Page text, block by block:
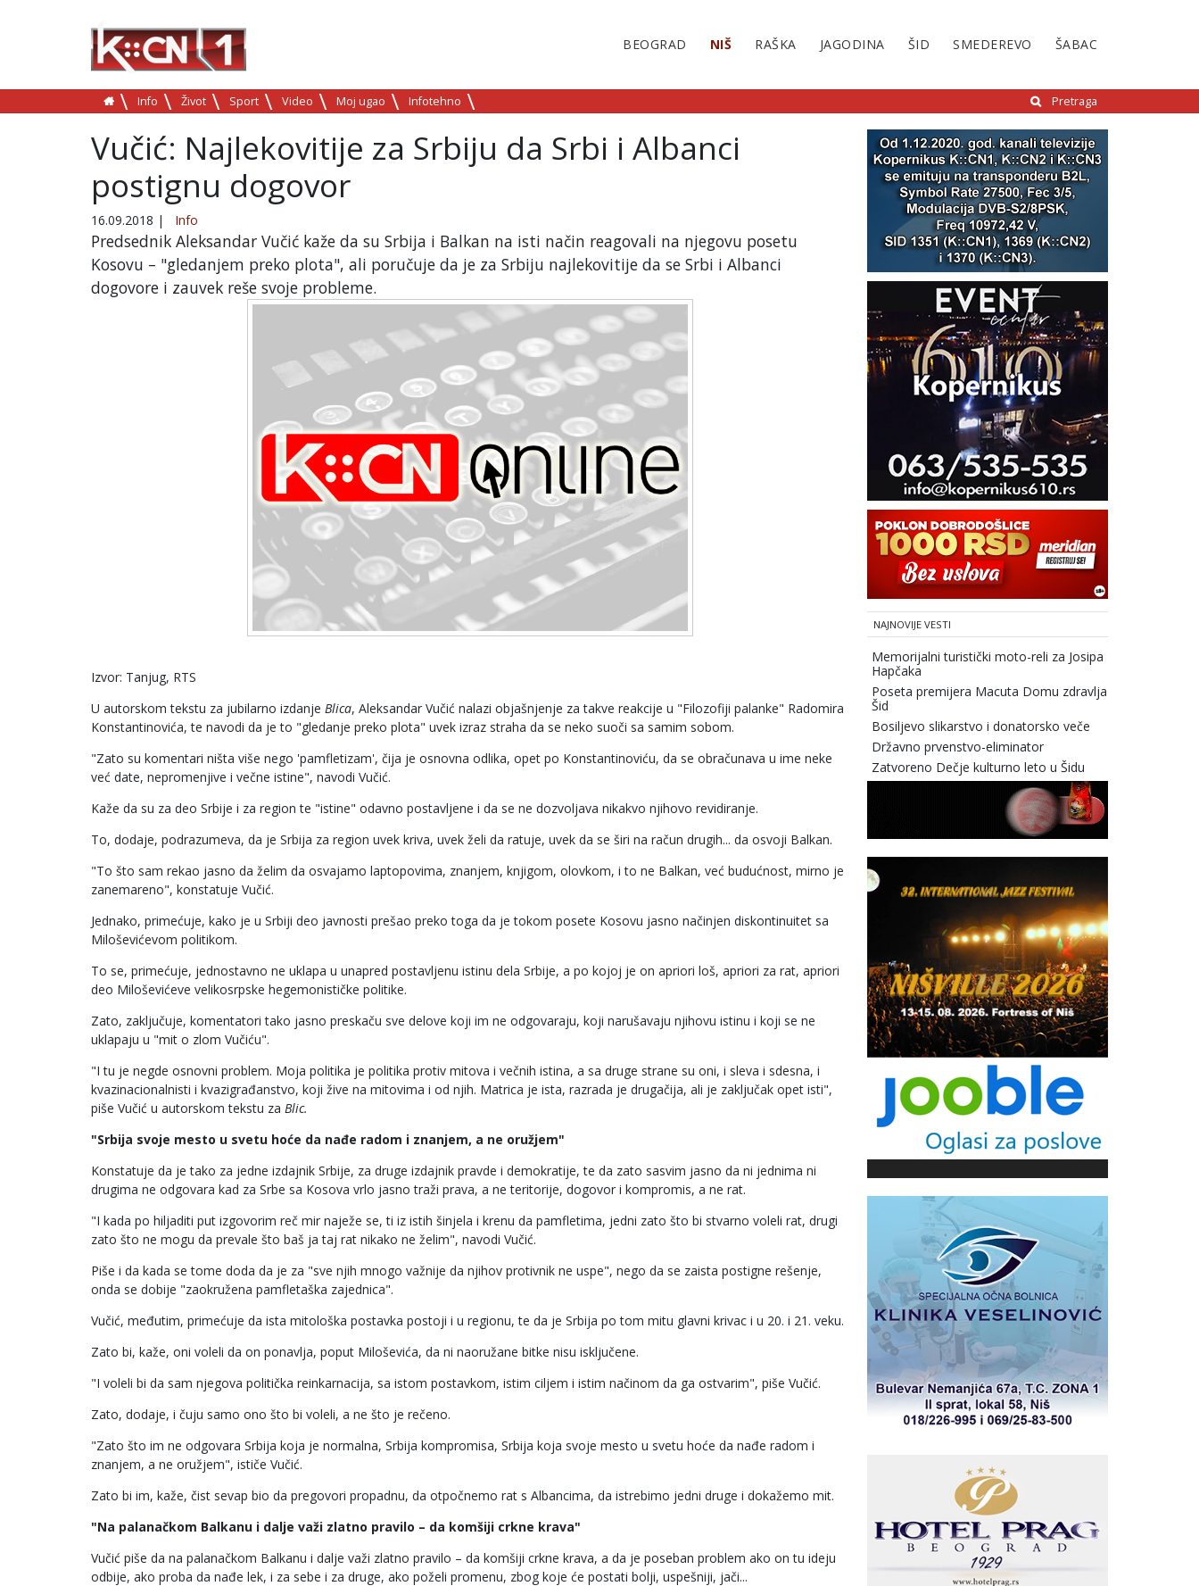
BEOGRAD NIŠ RAŠKA JAGODINA ŠID SMEDEREVO ŠABAC
Info Život Sport Video Moj ugao Infotehno Pretraga
Vučić: Najlekovitije za Srbiju da Srbi i Albanci
postignu dogovor
16.09.2018 | Info
Predsednik Aleksandar Vučić kaže da su Srbija i Balkan na isti način reagovali na njegovu posetu
Kosovu – "gledanjem preko plota", ali poručuje da je za Srbiju najlekovitije da se Srbi i Albanci
dogovore i zauvek reše svoje probleme.
Izvor: Tanjug, RTS
U autorskom tekstu za jubilarno izdanje Blica, Aleksandar Vučić nalazi objašnjenje za takve reakcije u "Filozofiji palanke" Radomira
Konstantinovića, te navodi da je to "gledanje preko plota" uvek izraz straha da se neko suoči sa samim sobom.
"Zato su komentari ništa više nego 'pamfletizam', čija je osnovna odlika, opet po Konstantinoviću, da se obračunava u ime neke
već date, nepromenjive i večne istine", navodi Vučić.
Kaže da su za deo Srbije i za region te "istine" odavno postavljene i da se ne dozvoljava nikakvo njihovo revidiranje.
To, dodaje, podrazumeva, da je Srbija za region uvek kriva, uvek želi da ratuje, uvek da se širi na račun drugih... da osvoji Balkan.
"To što sam rekao jasno da želim da osvajamo laptopovima, znanjem, knjigom, olovkom, i to ne Balkan, već budućnost, mirno je
zanemareno", konstatuje Vučić.
Jednako, primećuje, kako je u Srbiji deo javnosti prešao preko toga da je tokom posete Kosovu jasno načinjen diskontinuitet sa
Miloševićevom politikom.
To se, primećuje, jednostavno ne uklapa u unapred postavljenu istinu dela Srbije, a po kojoj je on apriori loš, apriori za rat, apriori
deo Miloševićeve velikosrpske hegemonističke politike.
Zato, zaključuje, komentatori tako jasno preskaču sve delove koji im ne odgovaraju, koji narušavaju njihovu istinu i koji se ne
uklapaju u "mit o zlom Vučiću".
"I tu je negde osnovni problem. Moja politika je politika protiv mitova i večnih istina, a sa druge strane su oni, i sleva i sdesna, i
kvazinacionalnisti i kvazigrađanstvo, koji žive na mitovima i od njih. Matrica je ista, razrada je drugačija, ali je zaključak opet isti",
piše Vučić u autorskom tekstu za Blic.
"Srbija svoje mesto u svetu hoće da nađe radom i znanjem, a ne oružjem"
Konstatuje da je tako za jedne izdajnik Srbije, za druge izdajnik pravde i demokratije, te da zato sasvim jasno da ni jednima ni
drugima ne odgovara kad za Srbe sa Kosova vrlo jasno traži prava, a ne teritorije, dogovor i kompromis, a ne rat.
"I kada po hiljaditi put izgovorim reč mir naježe se, ti iz istih šinjela i krenu da pamfletima, jedni zato što bi stvarno voleli rat, drugi
zato što ne mogu da prevale što baš ja taj rat nikako ne želim", navodi Vučić.
Piše i da kada se tome doda da je za "sve njih mnogo važnije da njihov protivnik ne uspe", nego da se zaista postigne rešenje,
onda se dobije "zaokružena pamfletaška zajednica".
Vučić, međutim, primećuje da ista mitološka postavka postoji i u regionu, te da je Srbija po tom mitu glavni krivac i u 20. i 21. veku.
Zato bi, kaže, oni voleli da on ponavlja, poput Miloševića, da ni naoružane bitke nisu isključene.
"I voleli bi da sam njegova politička reinkarnacija, sa istom postavkom, istim ciljem i istim načinom da ga ostvarim", piše Vučić.
Zato, dodaje, i čuju samo ono što bi voleli, a ne što je rečeno.
"Zato što im ne odgovara Srbija koja je normalna, Srbija kompromisa, Srbija koja svoje mesto u svetu hoće da nađe radom i
znanjem, a ne oružjem", ističe Vučić.
Zato bi im, kaže, čist sevap bio da pregovori propadnu, da otpočnemo rat s Albancima, da istrebimo jedni druge i dokažemo mit.
"Na palanačkom Balkanu i dalje važi zlatno pravilo – da komšiji crkne krava"
Vučić piše da na palanačkom Balkanu i dalje važi zlatno pravilo – da komšiji crkne krava, a da je poseban problem ako on tu ideju
odbije, ako proba da nađe lek, i za sebe i za druge, ako poželi promenu, zbog koje će postati bolji, uspešniji, jači...
NAJNOVIJE VESTI
Memorijalni turistički moto-reli za Josipa
Hapčaka
Poseta premijera Macuta Domu zdravlja
Šid
Bosiljevo slikarstvo i donatorsko veče
Državno prvenstvo-eliminator
Zatvoreno Dečje kulturno leto u Šidu